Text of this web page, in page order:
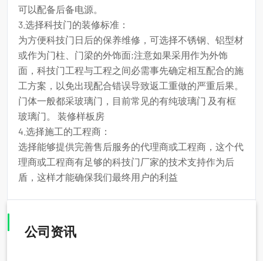
可以配备后备电源。
3.选择科技门的装修标准：
为方便科技门日后的保养维修，可选择不锈钢、铝型材
或作为门柱、门梁的外饰面;注意如果采用作为外饰
面，科技门工程与工程之间必需事先确定相互配合的施
工方案，以免出现配合错误导致返工重做的严重后果。
门体一般都采玻璃门，目前常见的有纯玻璃门 及有框
玻璃门。 装修样板房
4.选择施工的工程商：
选择能够提供完善售后服务的代理商或工程商，这个代
理商或工程商有足够的科技门厂家的技术支持作为后
盾，这样才能确保我们最终用户的利益
公司资讯